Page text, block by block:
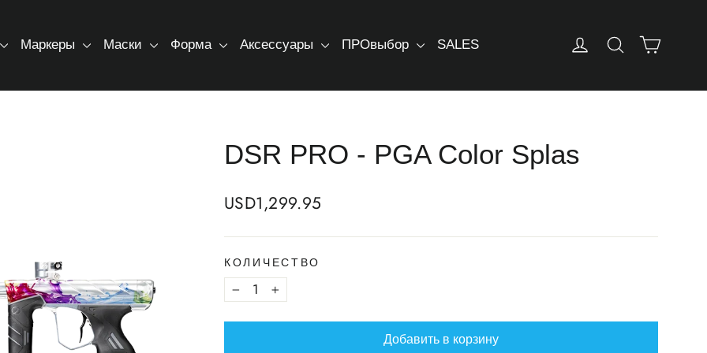
Маркеры Маски Форма Аксессуары ПРОвыбор SALES Log in Искать
DSR PRO - PGA Color Splas
Regular
USD1,299.95
КОЛИЧЕСТВО
− +
Добавить в корзину